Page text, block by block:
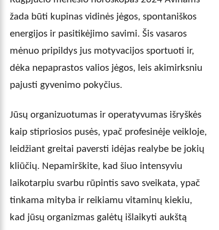
žada būti kupinas vidinės jėgos, spontaniškos
energijos ir pasitikėjimo savimi. Šis vasaros
mėnuo pripildys jus motyvacijos sportuoti ir,
dėka nepaprastos valios jėgos, leis akimirksniu
pajusti gyvenimo pokyčius.
Jūsų organizuotumas ir operatyvumas išryškės
kaip stipriosios pusės, ypač profesinėje veikloje,
leidžiant greitai paversti idėjas realybe be jokių
kliūčių. Nepamirškite, kad šiuo intensyviu
laikotarpiu svarbu rūpintis savo sveikata, ypač
tinkama mityba ir reikiamu vitaminų kiekiu,
kad jūsų organizmas galėtų išlaikyti aukštą